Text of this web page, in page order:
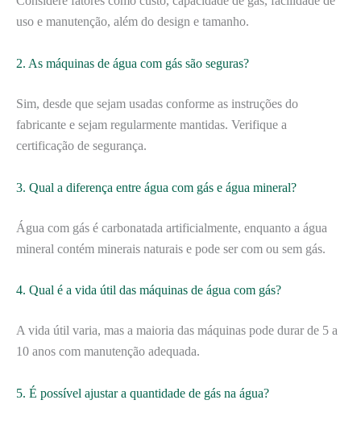
uso e manutenção, além do design e tamanho.
2. As máquinas de água com gás são seguras?
Sim, desde que sejam usadas conforme as instruções do
fabricante e sejam regularmente mantidas. Verifique a
certificação de segurança.
3. Qual a diferença entre água com gás e água mineral?
Água com gás é carbonatada artificialmente, enquanto a água
mineral contém minerais naturais e pode ser com ou sem gás.
4. Qual é a vida útil das máquinas de água com gás?
A vida útil varia, mas a maioria das máquinas pode durar de 5 a
10 anos com manutenção adequada.
5. É possível ajustar a quantidade de gás na água?